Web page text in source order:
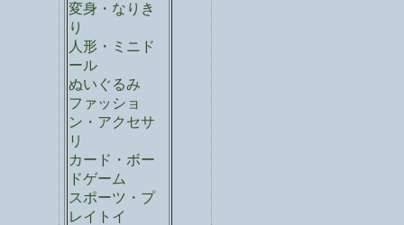
変身・なりき
り
人形・ミニド
ール
ぬいぐるみ
ファッショ
ン・アクセサ
リ
カード・ボー
ドゲーム
スポーツ・プ
レイトイ